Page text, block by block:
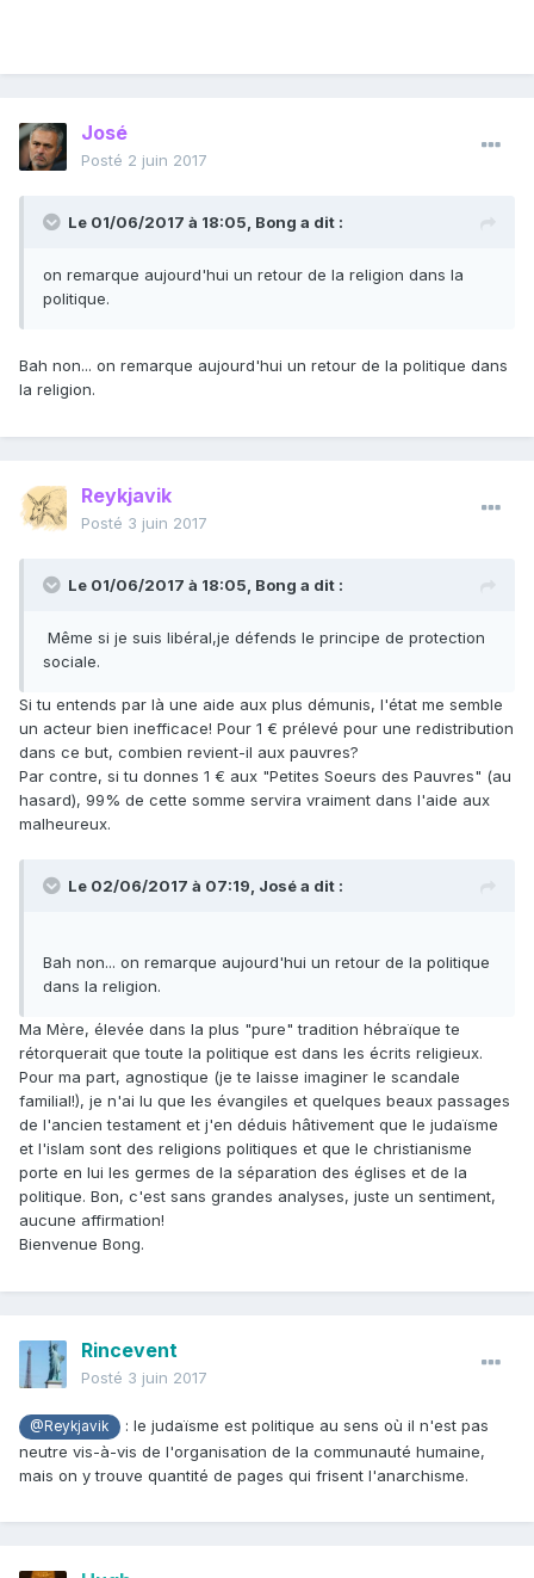
José
Posté 2 juin 2017
Le 01/06/2017 à 18:05, Bong a dit :
on remarque aujourd'hui un retour de la religion dans la
politique.
Bah non... on remarque aujourd'hui un retour de la politique dans
la religion.
Reykjavik
Posté 3 juin 2017
Le 01/06/2017 à 18:05, Bong a dit :
Même si je suis libéral,je défends le principe de protection
sociale.
Si tu entends par là une aide aux plus démunis, l'état me semble
un acteur bien inefficace! Pour 1 € prélevé pour une redistribution
dans ce but, combien revient-il aux pauvres?
Par contre, si tu donnes 1 € aux "Petites Soeurs des Pauvres" (au
hasard), 99% de cette somme servira vraiment dans l'aide aux
malheureux.
Le 02/06/2017 à 07:19, Joséa dit :
Bah non... on remarque aujourd'hui un retour de la politique
dans la religion.
Ma Mère, élevée dans la plus "pure" tradition hébraïque te
rétorquerait que toute la politique est dans les écrits religieux.
Pour ma part, agnostique (je te laisse imaginer le scandale
familial!), je n'ai lu que les évangiles et quelques beaux passages
de l'ancien testament et j'en déduis hâtivement que le judaïsme
et l'islam sont des religions politiques et que le christianisme
porte en lui les germes de la séparation des églises et de la
politique. Bon, c'est sans grandes analyses, juste un sentiment,
aucune affirmation!
Bienvenue Bong.
Rincevent
Posté 3 juin 2017
@Reykjavik
: le judaïsme est politique au sens où il n'est pas
neutre vis-à-vis de l'organisation de la communauté humaine,
mais on y trouve quantité de pages qui frisent l'anarchisme.